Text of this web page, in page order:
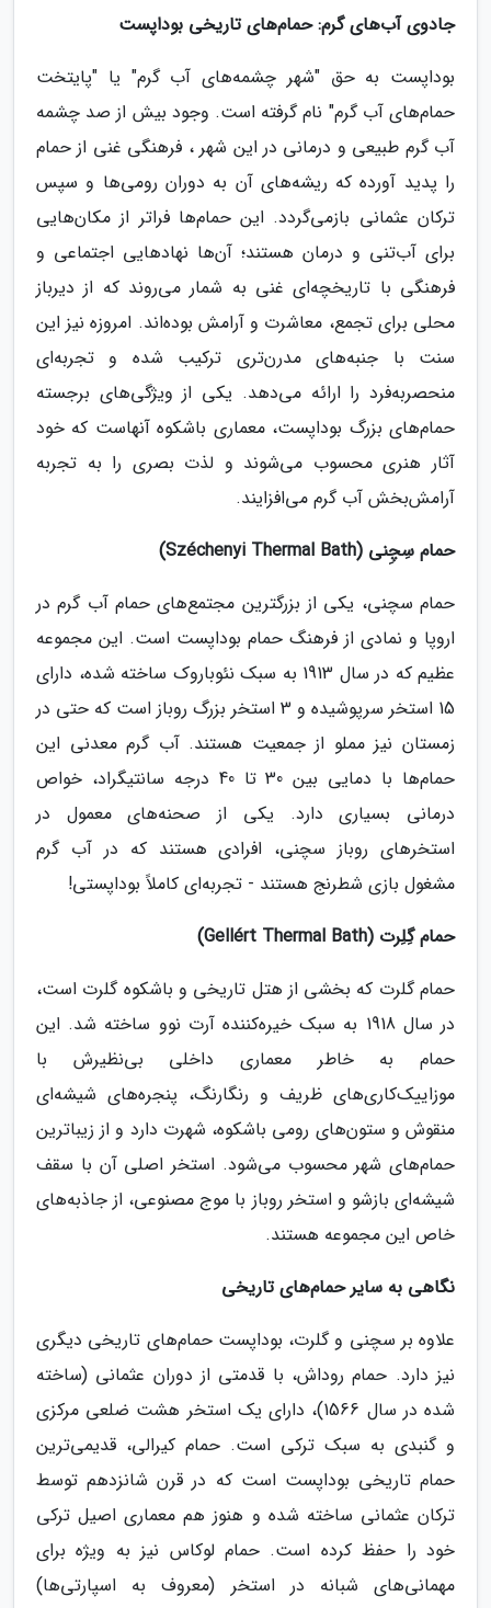
جادوی آب‌های گرم: حمام‌های تاریخی بوداپست
بوداپست به حق "شهر چشمه‌های آب گرم" یا "پایتخت
حمام‌های آب گرم" نام گرفته است. وجود بیش از صد چشمه
آب گرم طبیعی و درمانی در این شهر ، فرهنگی غنی از حمام
را پدید آورده که ریشه‌های آن به دوران رومی‌ها و سپس
ترکان عثمانی بازمی‌گردد. این حمام‌ها فراتر از مکان‌هایی
برای آب‌تنی و درمان هستند؛ آن‌ها نهادهایی اجتماعی و
فرهنگی با تاریخچه‌ای غنی به شمار می‌روند که از دیرباز
محلی برای تجمع، معاشرت و آرامش بوده‌اند. امروزه نیز این
سنت با جنبه‌های مدرن‌تری ترکیب شده و تجربه‌ای
منحصربه‌فرد را ارائه می‌دهد. یکی از ویژگی‌های برجسته
حمام‌های بزرگ بوداپست، معماری باشکوه آنهاست که خود
آثار هنری محسوب می‌شوند و لذت بصری را به تجربه
آرامش‌بخش آب گرم می‌افزایند.
حمام سِچِنی (Széchenyi Thermal Bath)
حمام سچنی، یکی از بزرگترین مجتمع‌های حمام آب گرم در
اروپا و نمادی از فرهنگ حمام بوداپست است. این مجموعه
عظیم که در سال 1913 به سبک نئوباروک ساخته شده، دارای
15 استخر سرپوشیده و 3 استخر بزرگ روباز است که حتی در
زمستان نیز مملو از جمعیت هستند. آب گرم معدنی این
حمام‌ها با دمایی بین 30 تا 40 درجه سانتیگراد، خواص
درمانی بسیاری دارد. یکی از صحنه‌های معمول در
استخرهای روباز سچنی، افرادی هستند که در آب گرم
مشغول بازی شطرنج هستند - تجربه‌ای کاملاً بوداپستی!
حمام گِلِرت (Gellért Thermal Bath)
حمام گلرت که بخشی از هتل تاریخی و باشکوه گلرت است،
در سال 1918 به سبک خیره‌کننده آرت نوو ساخته شد. این
حمام به خاطر معماری داخلی بی‌نظیرش با
موزاییک‌کاری‌های ظریف و رنگارنگ، پنجره‌های شیشه‌ای
منقوش و ستون‌های رومی باشکوه، شهرت دارد و از زیباترین
حمام‌های شهر محسوب می‌شود. استخر اصلی آن با سقف
شیشه‌ای بازشو و استخر روباز با موج مصنوعی، از جاذبه‌های
خاص این مجموعه هستند.
نگاهی به سایر حمام‌های تاریخی
علاوه بر سچنی و گلرت، بوداپست حمام‌های تاریخی دیگری
نیز دارد. حمام روداش، با قدمتی از دوران عثمانی (ساخته
شده در سال 1566)، دارای یک استخر هشت ضلعی مرکزی
و گنبدی به سبک ترکی است. حمام کیرالی، قدیمی‌ترین
حمام تاریخی بوداپست است که در قرن شانزدهم توسط
ترکان عثمانی ساخته شده و هنوز هم معماری اصیل ترکی
خود را حفظ کرده است. حمام لوکاس نیز به ویژه برای
مهمانی‌های شبانه در استخر (معروف به اسپارتی‌ها)